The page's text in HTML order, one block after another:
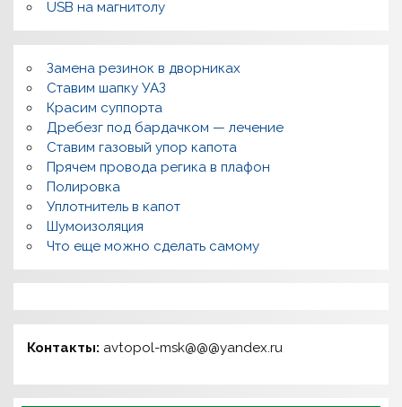
USB на магнитолу
Замена резинок в дворниках
Ставим шапку УАЗ
Красим суппорта
Дребезг под бардачком — лечение
Ставим газовый упор капота
Прячем провода регика в плафон
Полировка
Уплотнитель в капот
Шумоизоляция
Что еще можно сделать самому
Контакты: avtopol-msk@@@yandex.ru